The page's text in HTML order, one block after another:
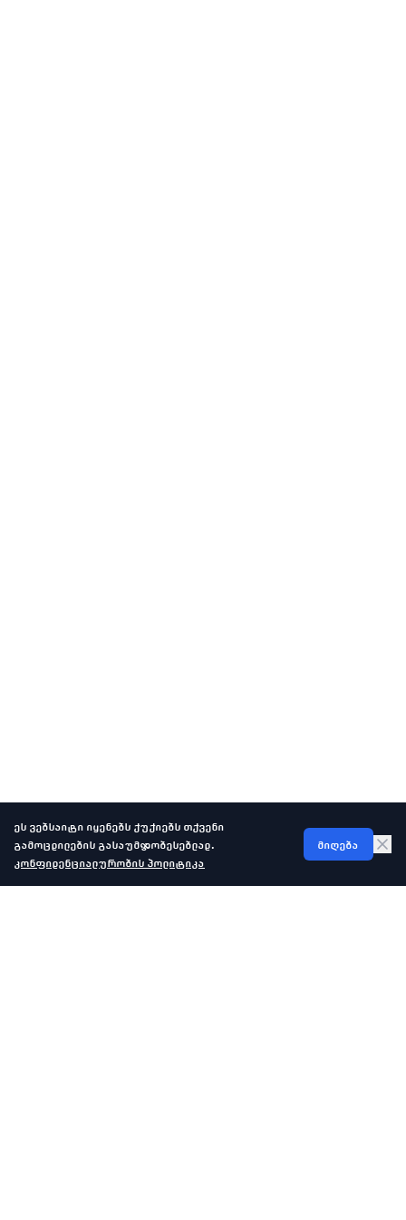
ეს ვებსაიტი იყენებს ქუქიებს თქვენი
გამოცდილების გასაუმჯობესებლად.
კონფიდენციალურობის პოლიტიკა
მიღება